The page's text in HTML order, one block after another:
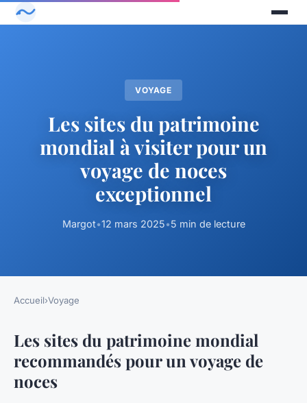
VOYAGE
Les sites du patrimoine
mondial à visiter pour un
voyage de noces
exceptionnel
Margot•12 mars 2025•5 min de lecture
Accueil›Voyage
Les sites du patrimoine mondial
recommandés pour un voyage de
noces